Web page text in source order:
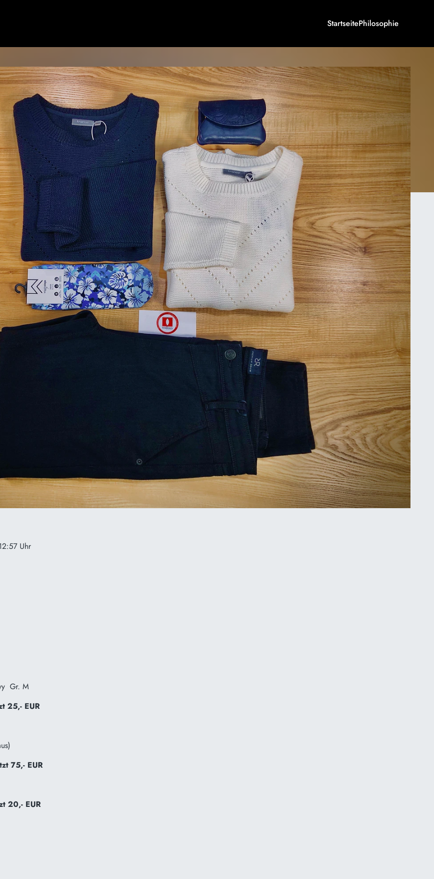
StartseitePhilosophie
Uhr
Gr. M
25,- EUR
75,- EUR
20,- EUR